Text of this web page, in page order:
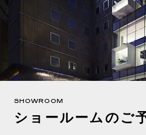
SHOWROOM
ショールームのご